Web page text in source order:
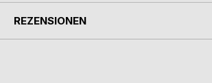
REZENSIONEN